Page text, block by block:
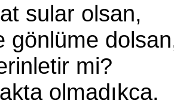
sular olsan,
gönlüme
mi?
olmadıkça.